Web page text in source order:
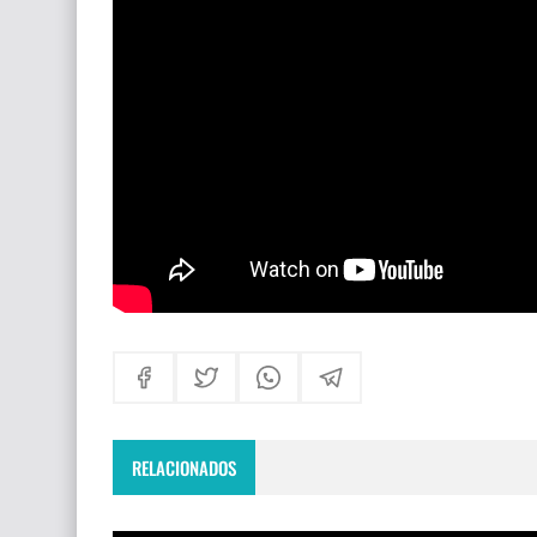
RELACIONADOS